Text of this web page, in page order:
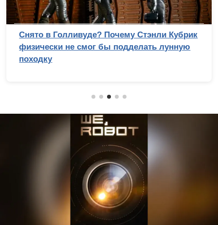
Лучший процессор под DDR4 в 2026 году:
AM4 против LGA 1700